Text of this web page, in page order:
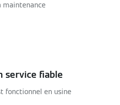
maintenance
service fiable
fonctionnel en usine